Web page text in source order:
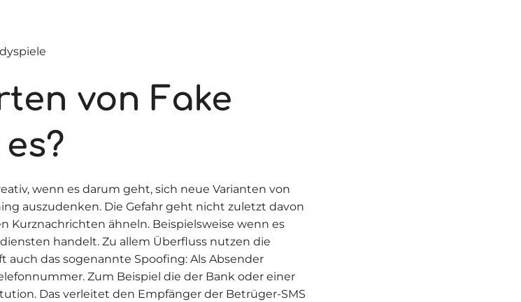
von Fake
wenn es darum geht, sich neue Varianten von
auszudenken. Die Gefahr geht nicht zuletzt davon
Kurznachrichten ähneln. Beispielsweise wenn es
handelt. Zu allem Überfluss nutzen die
auch das sogenannte Spoofing: Als Absender
Zum Beispiel die der Bank oder einer
Das verleitet den Empfänger der Betrüger-SMS